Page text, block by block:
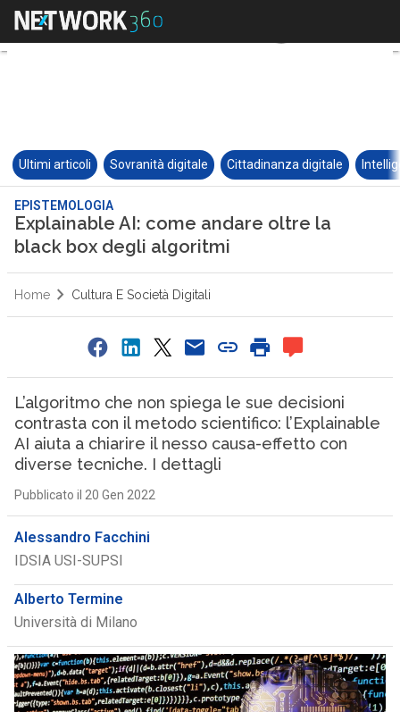
Ultimi articoli Sovranità digitale Cittadinanza digitale
EPISTEMOLOGIA
Explainable AI: come andare oltre la
black box degli algoritmi
Home Cultura E Società Digitali
L’algoritmo che non spiega le sue decisioni
contrasta con il metodo scientifico: l’Explainable
AI aiuta a chiarire il nesso causa-effetto con
diverse tecniche. I dettagli
Pubblicato il 20 Gen 2022
Alessandro Facchini
IDSIA USI-SUPSI
Alberto Termine
Università di Milano